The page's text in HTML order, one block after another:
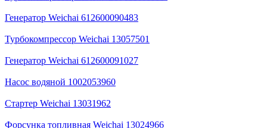
Генератор Weichai 612600090483
Турбокомпрессор Weichai 13057501
Генератор Weichai 612600091027
Насос водяной 1002053960
Стартер Weichai 13031962
Форсунка топливная Weichai 13024966